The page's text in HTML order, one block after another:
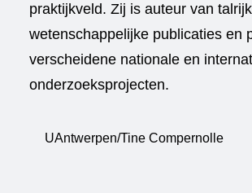
praktijkveld. Zij is auteur van
wetenschappelijke publicaties en
verscheidene nationale en
onderzoeksprojecten.
UAntwerpen/Tine Compernolle